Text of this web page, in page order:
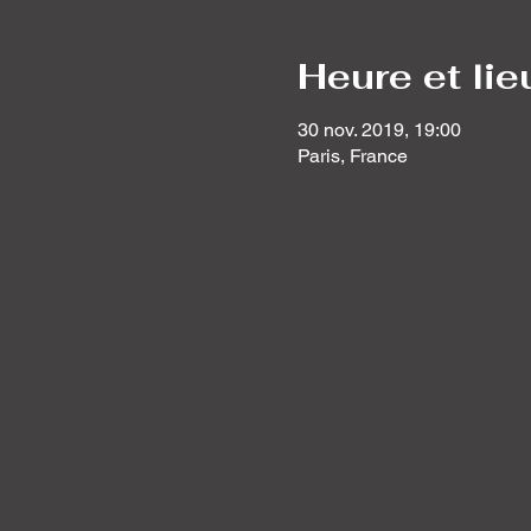
Heure et
30 nov. 2019, 19:00
Paris, France